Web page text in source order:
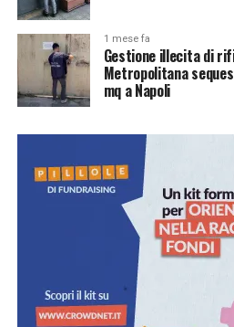
1 mese fa
Gestione illecita di
Metropolitana
mq a Napoli